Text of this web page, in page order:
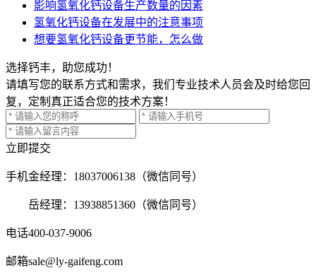
影响氢氧化钙设备生产数量的因素
氢氧化钙设备在发展中的注意事项
想要氢氧化钙设备更节能，怎么做
选择钙丰，助您成功！
请填写您的联系方式和需求，我们专业技术人员会及时给您回
复，定制真正适合您的技术方案！
立即提交
手机金经理：18037006138（微信同号）
岳经理：13938851360（微信同号）
电话400-037-9006
邮箱sale@ly-gaifeng.com